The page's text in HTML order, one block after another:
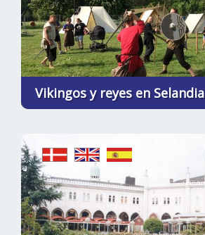
Vikingos y reyes en Selandia